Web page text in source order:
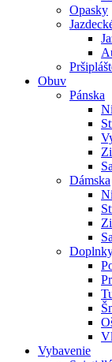
Opasky
Obuv
Pánska
Dámska
Vybavenie